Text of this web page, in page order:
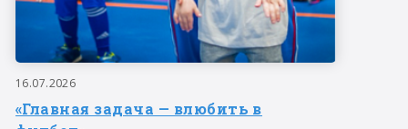
16.07.2026
«Главная задача — влюбить в